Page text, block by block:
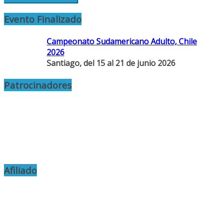
Evento Finalizado
Campeonato Sudamericano Adulto, Chile
2026
Santiago, del 15 al 21 de junio 2026
Patrocinadores
Afiliado